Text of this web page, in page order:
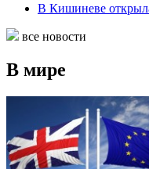
В Кишиневе
все новости
В мире